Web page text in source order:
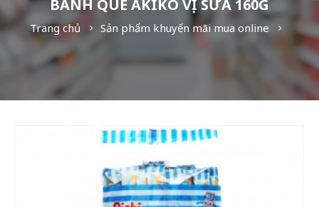
BÁNH QUE AKIKO VỊ SỮA 160G
Trang chủ Sản phẩm khuyến mãi mua online